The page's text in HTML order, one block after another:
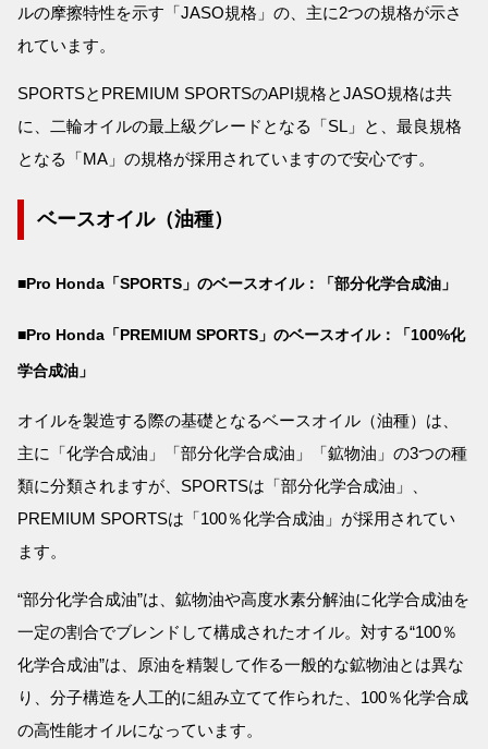
ルの摩擦特性を示す「JASO規格」の、主に2つの規格が示さ
れています。
SPORTSとPREMIUM SPORTSのAPI規格とJASO規格は共
に、二輪オイルの最上級グレードとなる「SL」と、最良規格
となる「MA」の規格が採用されていますので安心です。
ベースオイル（油種）
■Pro Honda「SPORTS」のベースオイル：「部分化学合成油」
■Pro Honda「PREMIUM SPORTS」のベースオイル：「100%化
学合成油」
オイルを製造する際の基礎となるベースオイル（油種）は、
主に「化学合成油」「部分化学合成油」「鉱物油」の3つの種
類に分類されますが、SPORTSは「部分化学合成油」、
PREMIUM SPORTSは「100％化学合成油」が採用されてい
ます。
“部分化学合成油”は、鉱物油や高度水素分解油に化学合成油を
一定の割合でブレンドして構成されたオイル。対する“100％
化学合成油”は、原油を精製して作る一般的な鉱物油とは異な
り、分子構造を人工的に組み立てて作られた、100％化学合成
の高性能オイルになっています。